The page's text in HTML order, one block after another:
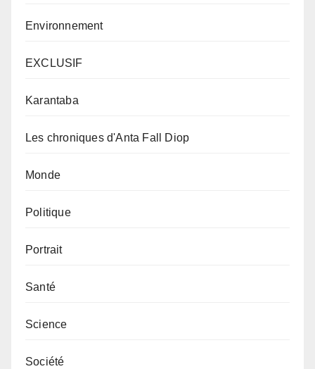
Environnement
EXCLUSIF
Karantaba
Les chroniques d'Anta Fall Diop
Monde
Politique
Portrait
Santé
Science
Société